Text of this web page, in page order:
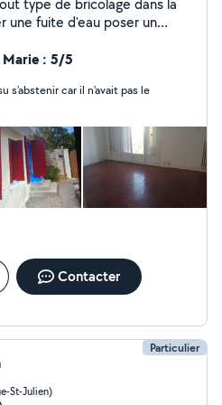
dans la
une fuite d'eau poser un
le nettoyage est avec
, je fais des remises en état
des locataires. Entretien
placard et tout type de
mûr plafond rebouchage
des murs pour les états des
et maniaque j'aime le travail
n'hésitez pas à
Marie : 5/5
s'abstenir car il n'avait pas le
Contacter
Particulier
St-Julien)